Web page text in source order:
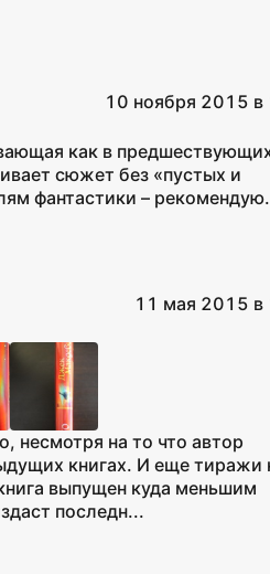
10 ноября 2015
как в
сюжет без «пустых и
фантастики – рекомендую.
11 мая 2015 в
несмотря на то что автор
книгах. И еще тиражи
выпущен куда меньшим
последн...